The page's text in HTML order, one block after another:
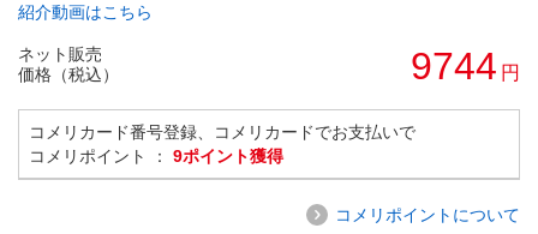
紹介動画はこちら
ネット販売
価格（税込）
9744 円
コメリカード番号登録、コメリカードでお支払いで
コメリポイント ： 9ポイント獲得
コメリポイントについて